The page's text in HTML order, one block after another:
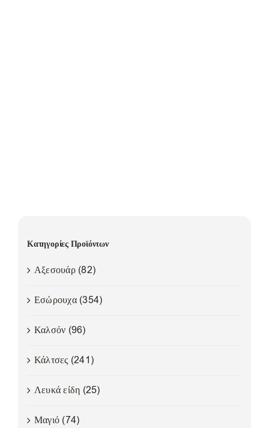
Κατηγορίες Προϊόντων
Αξεσουάρ (82)
Εσώρουχα (354)
Καλσόν (96)
Κάλτσες (241)
Λευκά είδη (25)
Μαγιό (74)